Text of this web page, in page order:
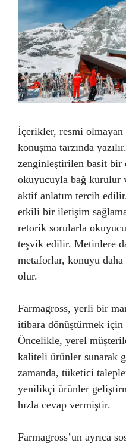
İçerikler, resmi
konuşma tarzında
zenginleştirilen basit bir
okuyucuyla bağ kurulur
aktif anlatım tercih
etkili bir iletişim
retorik sorularla
teşvik edilir. Metinlere
metaforlar, konuyu daha
olur.
Farmagross, yerli bir
itibara dönüştürmek
Öncelikle, yerel
kaliteli ürünler sunarak
zamanda, tüketici
yenilikçi ürünler
hızla cevap vermiştir.
Farmagross’un ayrıca